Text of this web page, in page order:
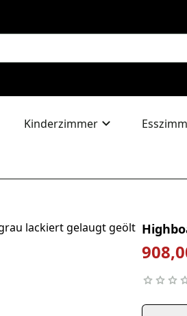
Kinderzimmer